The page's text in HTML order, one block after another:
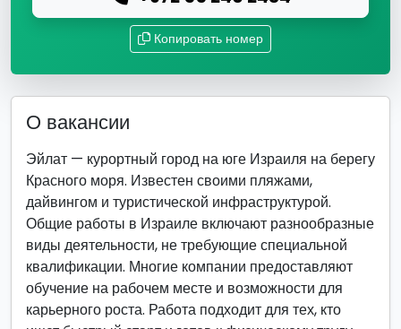
Копировать номер
О вакансии
Эйлат — курортный город на юге Израиля на берегу
Красного моря. Известен своими пляжами,
дайвингом и туристической инфраструктурой.
Общие работы в Израиле включают разнообразные
виды деятельности, не требующие специальной
квалификации. Многие компании предоставляют
обучение на рабочем месте и возможности для
карьерного роста. Работа подходит для тех, кто